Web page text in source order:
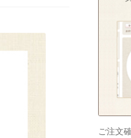
ご注文